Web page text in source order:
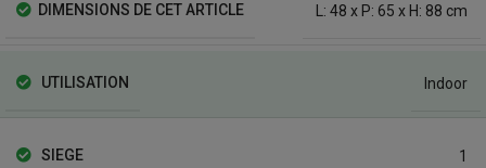
DIMENSIONS DE CET ARTICLE L: 48 x P: 65 x H: 88 cm
UTILISATION Indoor
SIEGE 1